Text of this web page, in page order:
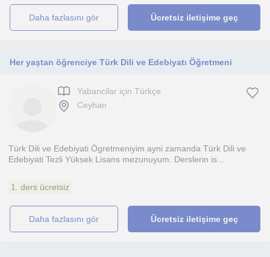
daha fazlasını gör Ücretsiz iletişime geç
Her yaştan öğrenciye Türk Dili ve Edebiyatı Öğretmeni
Yabancilar için Türkçe
Ceyhan
Türk Dili ve Edebiyati Ögretmeniyim ayni zamanda Türk Dili ve
Edebiyati Tezli Yüksek Lisans mezunuyum. Derslerin is...
1. ders ücretsiz
daha fazlasını gör Ücretsiz iletişime geç